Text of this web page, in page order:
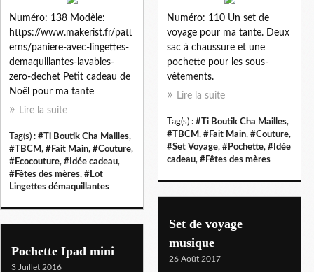
Numéro: 138 Modèle:
https://www.makerist.fr/patt
erns/paniere-avec-lingettes-
demaquillantes-lavables-
zero-dechet Petit cadeau de
Noël pour ma tante
Lire la suite
Tag(s) : #Ti Boutik Cha Mailles,
#TBCM, #Fait Main, #Couture,
#Ecocouture, #Idée cadeau,
#Fêtes des mères, #Lot
Lingettes démaquillantes
Numéro: 110 Un set de
voyage pour ma tante. Deux
sac à chaussure et une
pochette pour les sous-
vêtements.
Lire la suite
Tag(s) : #Ti Boutik Cha Mailles,
#TBCM, #Fait Main, #Couture,
#Set Voyage, #Pochette, #Idée
cadeau, #Fêtes des mères
Set de voyage
musique
26 Août 2017
Pochette Ipad mini
3 Juillet 2016